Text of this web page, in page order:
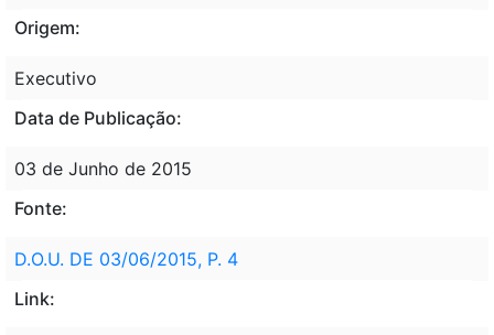
Origem:
Executivo
Data de Publicação:
03 de Junho de 2015
Fonte:
D.O.U. DE 03/06/2015, P. 4
Link: